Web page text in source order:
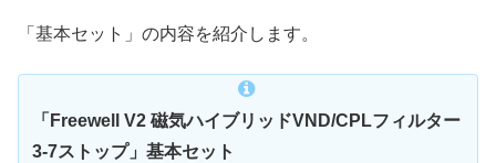
「基本セット」の内容を紹介します。
「Freewell V2 磁気ハイブリッドVND/CPLフィルター
3-7ストップ」基本セット